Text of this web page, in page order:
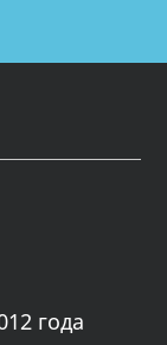
года